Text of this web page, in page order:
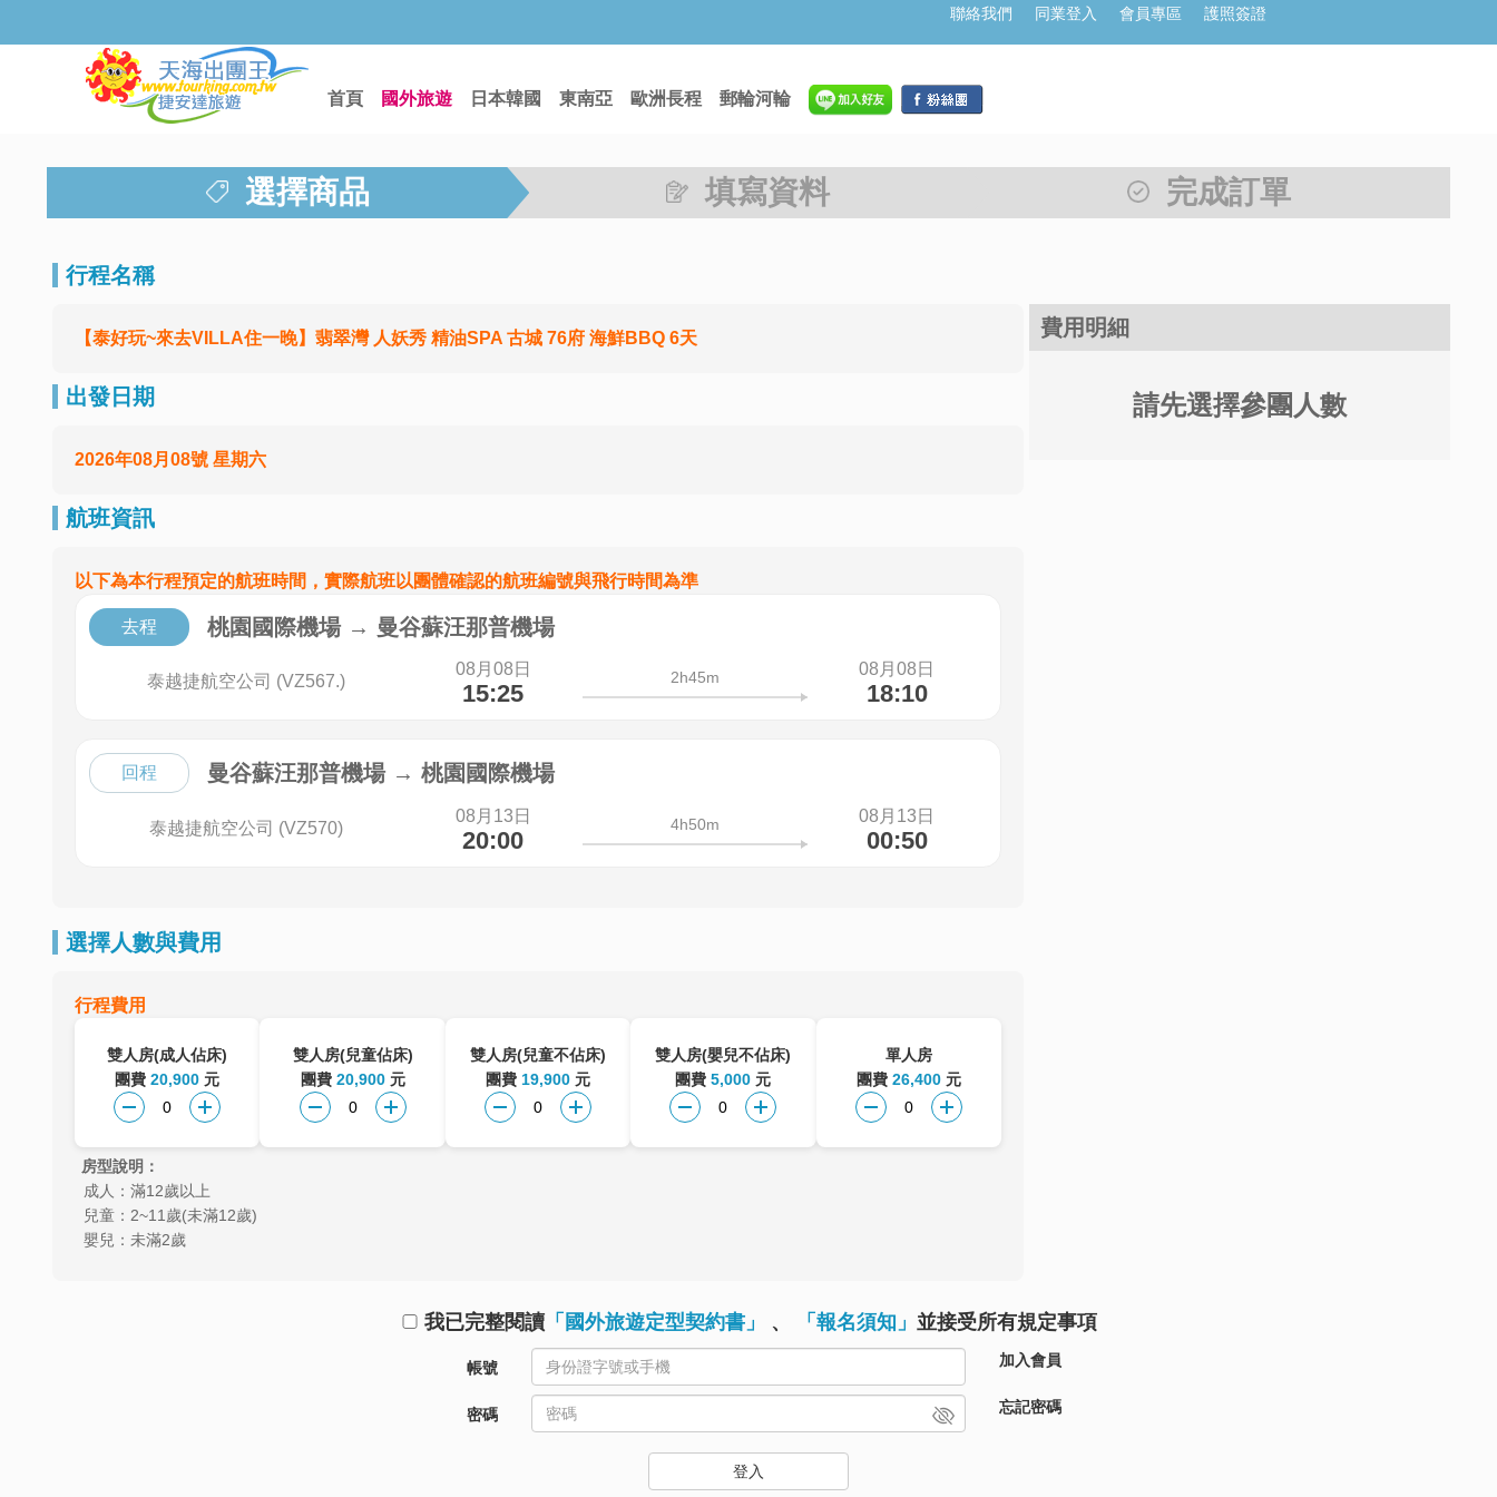
聯絡我們 同業登入 會員專區 護照簽證
首頁 國外旅遊 日本韓國 東南亞 歐洲長程 郵輪河輪
選擇商品 填寫資料 完成訂單
行程名稱
【泰好玩~來去VILLA住一晚】翡翠灣 人妖秀 精油SPA 古城 76府 海鮮BBQ 6天
出發日期
2026年08月08號 星期六
航班資訊
以下為本行程預定的航班時間，實際航班以團體確認的航班編號與飛行時間為準
去程 桃園國際機場 → 曼谷蘇汪那普機場
泰越捷航空公司 (VZ567.)
08月08日
15:25
2h45m 08月08日
18:10
回程 曼谷蘇汪那普機場 → 桃園國際機場
泰越捷航空公司 (VZ570)
08月13日
20:00
4h50m 08月13日
00:50
選擇人數與費用
行程費用
雙人房(成人佔床)
團費20,900 元
雙人房(兒童佔床)
團費 20,900元
雙人房(兒童不佔床)
團費 19,900 元
雙人房(嬰兒不佔床)
團費5,000 元
單人房
團費 26,400元
房型說明：
成人：滿12歲以上
兒童：2~11歲(未滿12歲)
嬰兒：未滿2歲
費用明細
請先選擇參團人數
我已完整閱讀「國外旅遊定型契約書」 、 「報名須知」 並接受所有規定事項
帳號 加入會員
密碼 忘記密碼
登入